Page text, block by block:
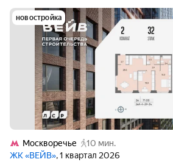
новостройка
Москворечье
10 мин.
ЖК «ВЕЙВ», 1 квартал 2026